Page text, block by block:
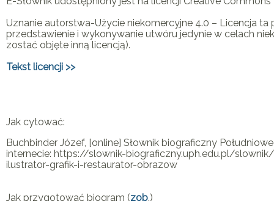
Uznanie autorstwa-Użycie niekomercyjne 4.0 – Licencja ta
przedstawienie i wykonywanie utwóru jedynie w celach
zostać objęte inną licencją).
Tekst licencji >>
Jak cytować:
Buchbinder Józef, [online] Słownik biograficzny
internecie: https://slownik-biograficzny.uph.edu.pl/
ilustrator-grafik-i-restaurator-obrazow
Jak przygotować biogram (zob.)